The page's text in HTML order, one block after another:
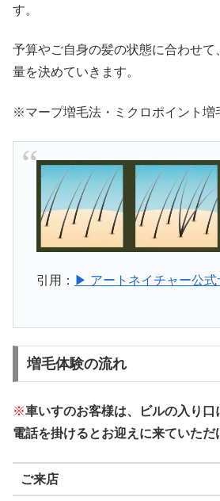
す。
予算やご自身の髪の状態に合わせて
量を決めていきます。
※マープ増毛法・ミクロポイント増
引用： ▶ アートネイチャー公式
増毛体験の流れ
※車いすのお客様は、ビルの入り口
電話を掛けるとお迎えに来ていただ
ご来店